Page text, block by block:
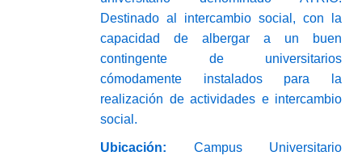
Destinado al intercambio social, con la
capacidad de albergar a un buen
contingente de universitarios
cómodamente instalados para la
realización de actividades e intercambio
social.
Ubicación: Campus Universitario